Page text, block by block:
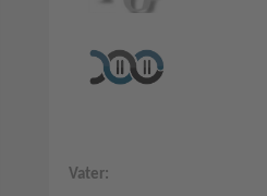
Vater: